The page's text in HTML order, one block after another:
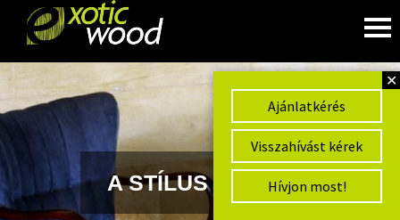
✕
Ajánlatkérés
Visszahívást kérek
Hívjon most!
A STÍLUS OTTHON